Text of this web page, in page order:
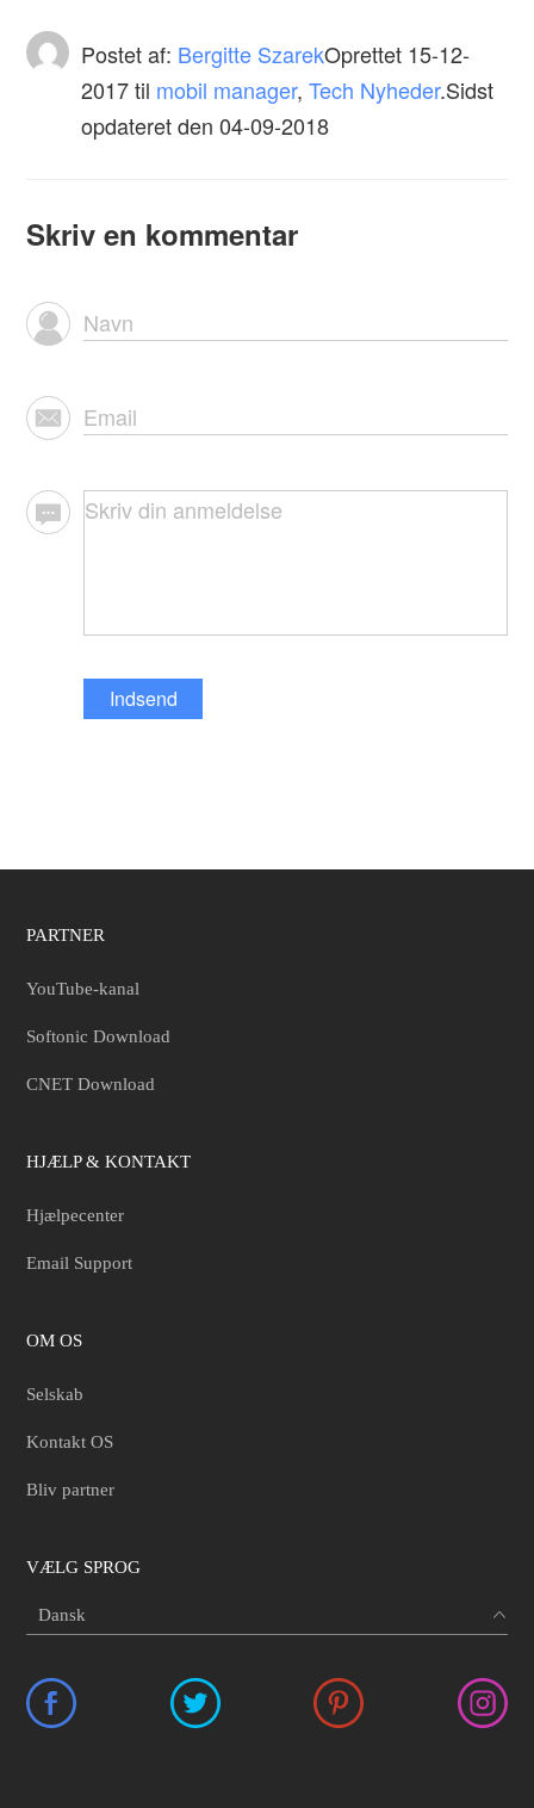
Postet af: Bergitte SzarekOprettet 15-12-
2017 til mobil manager,Tech Nyheder.Sidst
opdateret den 04-09-2018
Skriv en kommentar
Indsend
PARTNER
YouTube-kanal
Softonic Download
CNET Download
HJÆLP & KONTAKT
Hjælpecenter
Email Support
OM OS
Selskab
Kontakt OS
Bliv partner
VÆLG SPROG